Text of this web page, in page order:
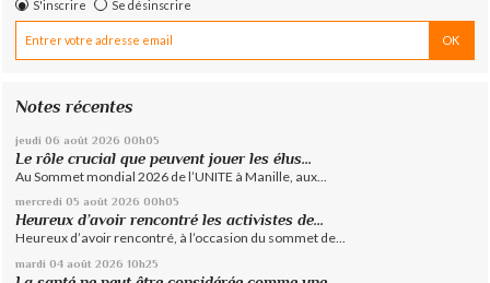
S'inscrire Se désinscrire
Notes récentes
jeudi 06 août 2026 00h05
Le rôle crucial que peuvent jouer les élus...
Au Sommet mondial 2026 de l’UNITE à Manille, aux...
mercredi 05 août 2026 00h05
Heureux d’avoir rencontré les activistes de...
Heureux d’avoir rencontré, à l’occasion du sommet de...
mardi 04 août 2026 10h25